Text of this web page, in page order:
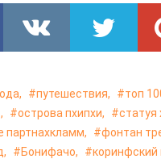
путешествия, топ
острова пхипхи,
статуя
партнахкламм,
фонтан
Бонифачо, коринфский